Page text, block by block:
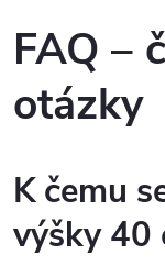
FAQ –
otázky
K čemu
výšky 40